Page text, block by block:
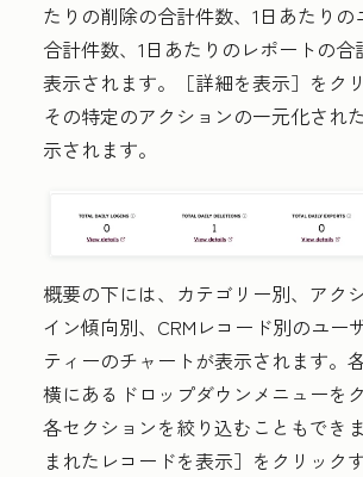
たりの削除の合計件数、1日あたり
合計件数、1日あたりのレポートの
表示されます。［詳細を表示］ をク
その特定のアクションの一元化され
示されます。
概要の下には、カテゴリー別、アク
イン傾向別、CRMレコード別のユー
ティーのチャートが表示されます。
横にある ドロップダウンメニューを
各セクションを絞り込むこともでき
まれたレコードを表示］ をクリック